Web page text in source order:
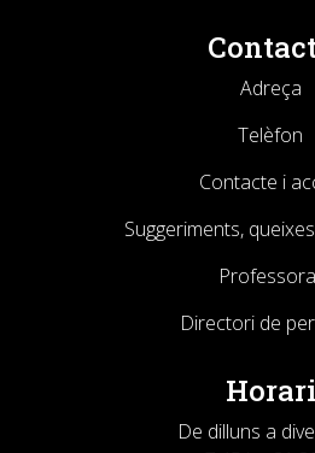
Adreça
Telèfon
Contacte i
Suggeriments,
Directori de
Horari
De dilluns a